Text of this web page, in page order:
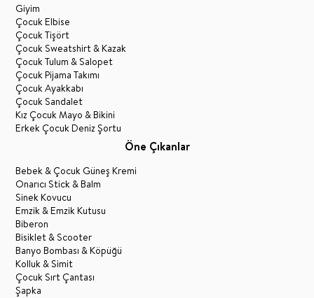
Giyim
Çocuk Elbise
Çocuk Tişört
Çocuk Sweatshirt & Kazak
Çocuk Tulum & Salopet
Çocuk Pijama Takımı
Çocuk Ayakkabı
Çocuk Sandalet
Kız Çocuk Mayo & Bikini
Erkek Çocuk Deniz Şortu
Öne Çıkanlar
Bebek & Çocuk Güneş Kremi
Onarıcı Stick & Balm
Sinek Kovucu
Emzik & Emzik Kutusu
Biberon
Bisiklet & Scooter
Banyo Bombası & Köpüğü
Kolluk & Simit
Çocuk Sırt Çantası
Şapka